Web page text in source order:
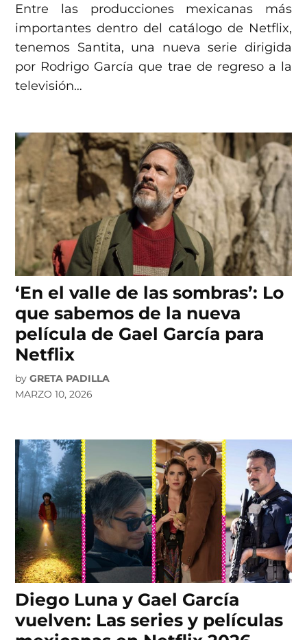
Entre las producciones mexicanas más
importantes dentro del catálogo de Netflix,
tenemos Santita, una nueva serie dirigida
por Rodrigo García que trae de regreso a la
televisión…
‘En el valle de las sombras’: Lo
que sabemos de la nueva
película de Gael García para
Netflix
by GRETA PADILLA
MARZO 10, 2026
Diego Luna y Gael García
vuelven: Las series y películas